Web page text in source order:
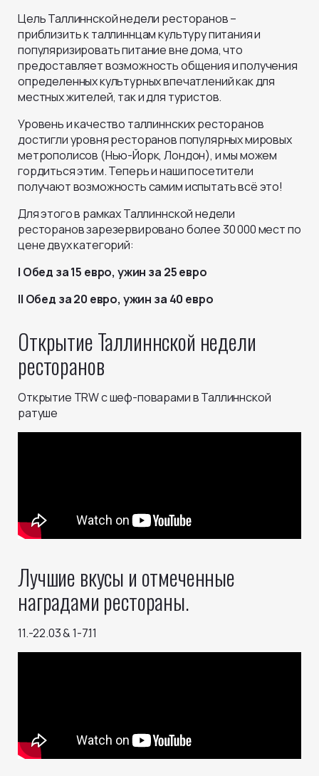
Цель Таллиннской недели ресторанов –
приблизить к таллиннцам культуру питания и
популяризировать питание вне дома, что
предоставляет возможность общения и получения
определенных культурных впечатлений как для
местных жителей, так и для туристов.
Уровень и качество таллиннских ресторанов
достигли уровня ресторанов популярных мировых
метрополисов (Нью-Йорк, Лондон), и мы можем
гордиться этим. Теперь и наши посетители
получают возможность самим испытать всё это!
Для этого в рамках Таллиннской недели
ресторанов зарезервировано более 30 000 мест по
цене двух категорий:
I Обед за 15 евро, ужин за 25 евро
II Обед за 20 евро, ужин за 40 евро
Открытие Таллиннской недели
ресторанов
Открытие TRW с шеф-поварами в Таллиннской
ратуше
Лучшие вкусы и отмеченные
наградами рестораны.
11.-22.03 & 1-7.11